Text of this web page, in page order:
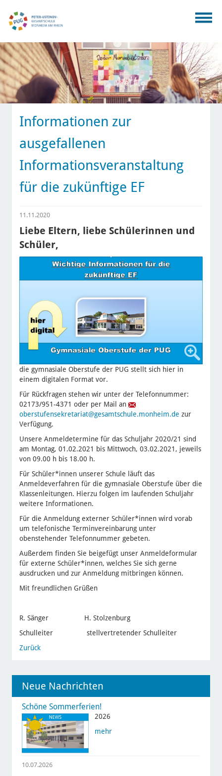
Informationen zur
ausgefallenen
Informationsveranstaltung
für die zukünftige EF
11.11.2020
Liebe Eltern, liebe Schülerinnen und
Schüler,
die gymnasiale Oberstufe der PUG stellt sich hier in
einem digitalen Format vor.
Für Rückfragen stehen wir unter der Telefonnummer:
02173/951-4371 oder per Mail an
oberstufensekretariat@gesamtschule.monheim.de zur
Verfügung.
Unsere Anmeldetermine für das Schuljahr 2020/21 sind
am Montag, 01.02.2021 bis Mittwoch, 03.02.2021, jeweils
von 09.00 h bis 18.00 h.
Für Schüler*innen unserer Schule läuft das
Anmeldeverfahren für die gymnasiale Oberstufe über die
Klassenleitungen. Hierzu folgen im laufenden Schuljahr
weitere Informationen.
Für die Anmeldung externer Schüler*innen wird vorab
um telefonische Terminvereinbarung unter
obenstehender Telefonnummer gebeten.
Außerdem finden Sie beigefügt unser Anmeldeformular
für externe Schüler*innen, welches Sie sich gerne
ausdrucken und zur Anmeldung mitbringen können.
Mit freundlichen Grüßen
R. Sänger H. Stolzenburg
Schulleiter stellvertretender Schulleiter
Zurück
Neue Nachrichten
Schöne Sommerferien!
2026
mehr
10.07.2026